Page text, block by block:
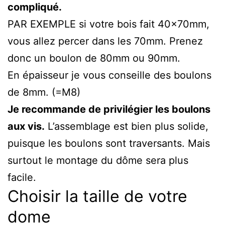
compliqué.
PAR EXEMPLE si votre bois fait 40x70mm,
vous allez percer dans les 70mm. Prenez
donc un boulon de 80mm ou 90mm.
En épaisseur je vous conseille des boulons
de 8mm. (=M8)
Je recommande de privilégier les boulons
aux vis. L’assemblage est bien plus solide,
puisque les boulons sont traversants. Mais
surtout le montage du dôme sera plus
facile.
Choisir la taille de votre
dome